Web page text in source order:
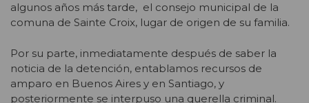
algunos años más tarde, el consejo municipal de la
comuna de Sainte Croix, lugar de origen de su familia.
Por su parte, inmediatamente después de saber la
noticia de la detención, entablamos recursos de
amparo en Buenos Aires y en Santiago, y
posteriormente se interpuso una querella criminal.